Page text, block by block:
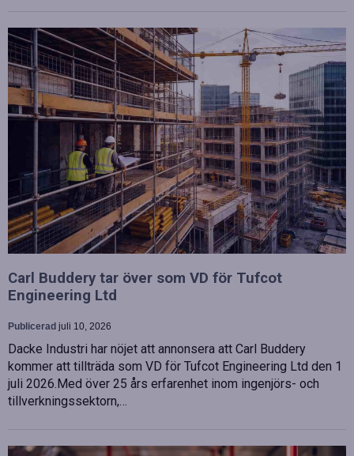
Carl Buddery tar över som VD för Tufcot
Engineering Ltd
Publicerad juli 10, 2026
Dacke Industri har nöjet att annonsera att Carl Buddery
kommer att tillträda som VD för Tufcot Engineering Ltd den 1
juli 2026.Med över 25 års erfarenhet inom ingenjörs- och
tillverkningssektorn,…